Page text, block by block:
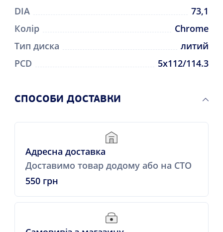
DIA
73,1
Колір
Chrome
Тип диска
литий
PCD
5x112/114.3
СПОСОБИ ДОСТАВКИ
Адресна доставка
Доставимо товар додому або на СТО
550 грн